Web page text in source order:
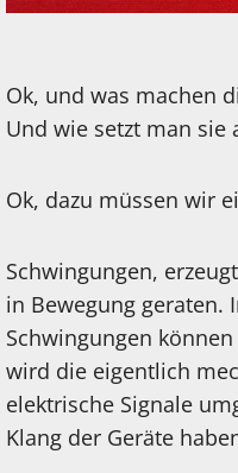
Ok, und was machen
Und wie setzt man sie
Ok, dazu müssen wir
Schwingungen,
in Bewegung geraten.
Schwingungen
wird die eigentlich
elektrische Signale
Klang der Geräte